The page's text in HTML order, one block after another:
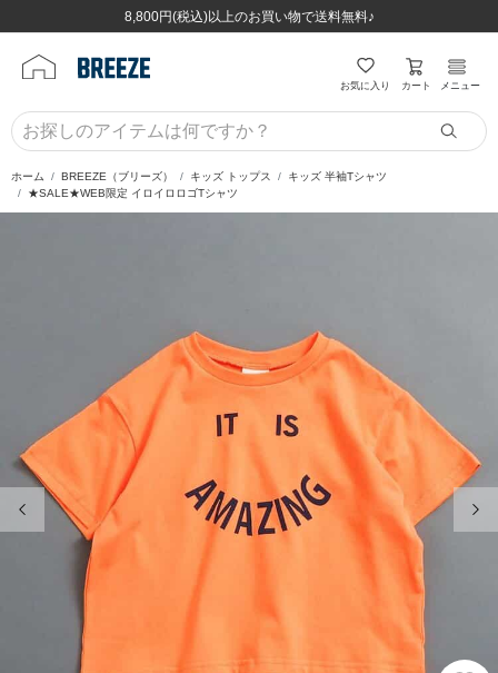
8,800円(税込)以上のお買い物で送料無料♪
ほぼ全品半額！！8/12(水)お昼12:59まで！！
8,800円(税込)以上のお買い物で送料無料♪
ほぼ全品半額！！8/12(水)お昼12:59まで！！
お気に入り カート メニュー
ホーム BREEZE（ブリーズ） キッズ トップス
キッズ 半袖Tシャツ
★SALE★WEB限定 イロイロロゴTシャツ
前の画像